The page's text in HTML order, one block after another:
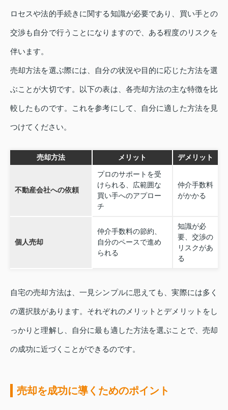
ロセスや法的手続きに関する知識が必要であり、買い手との
交渉も自分で行うことになりますので、ある程度のリスクを
伴います。
売却方法を選ぶ際には、自分の状況や目的に応じた方法を選
ぶことが大切です。以下の表は、各売却方法の主な特徴を比
較したものです。これを参考にして、自分に適した方法を見
つけてください。
売却方法 メリット デメリット
不動産会社への依頼
プロのサポートを受
けられる、広範囲な
買い手へのアプロー
チ
仲介手数料
がかかる
個人売却
仲介手数料の節約、
自分のペースで進め
られる
知識が必
要、交渉の
リスクがあ
る
自宅の売却方法は、一見シンプルに思えても、実際には多く
の選択肢があります。それぞれのメリットとデメリットをし
っかりと理解し、自分に最も適した方法を選ぶことで、売却
の成功に近づくことができるのです。
売却を成功に導くためのポイント